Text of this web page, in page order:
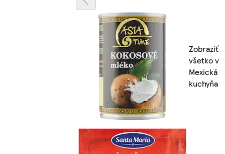
Zobraziť
všetko v
Mexická
kuchyňa